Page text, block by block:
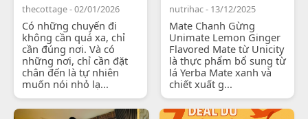
thecottage - 02/01/2026
Có những chuyến đi
không cần quá xa, chỉ
cần đúng nơi. Và có
những nơi, chỉ cần đặt
chân đến là tự nhiên
muốn nói nhỏ lạ...
nutrihac - 13/12/2025
Mate Chanh Gừng
Unimate Lemon Ginger
Flavored Mate từ Unicity
là thực phẩm bổ sung từ
lá Yerba Mate xanh và
chiết xuất g...